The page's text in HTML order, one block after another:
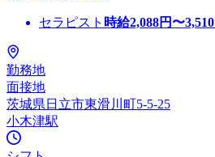
セラピスト 時給2,088円〜3,510
勤務地
面接地
茨城県日立市東滑川町5-5-25
小木津駅